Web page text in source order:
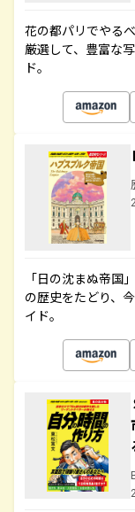
花の都パリでやる
厳選して、豊富な
ド。
「日の沈まぬ帝国
の歴史をたどり、
イド。